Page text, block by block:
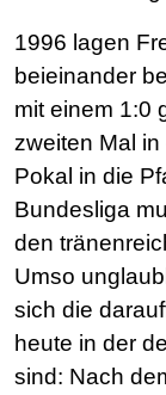
1996 lagen
beieinander
mit einem 1:0
zweiten Mal
Pokal in die
Bundesliga
den
Umso
sich die
heute in der
sind: Nach